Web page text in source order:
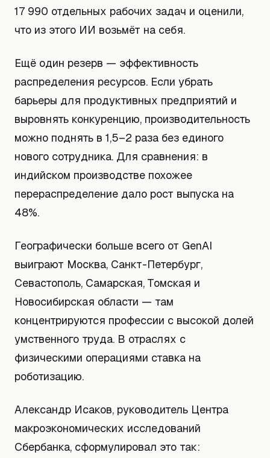
17 990 отдельных рабочих задач и оценили,
что из этого ИИ возьмёт на себя.
Ещё один резерв — эффективность
распределения ресурсов. Если убрать
барьеры для продуктивных предприятий и
выровнять конкуренцию, производительность
можно поднять в 1,5–2 раза без единого
нового сотрудника. Для сравнения: в
индийском производстве похожее
перераспределение дало рост выпуска на
48%.
Географически больше всего от GenAI
выиграют Москва, Санкт-Петербург,
Севастополь, Самарская, Томская и
Новосибирская области — там
концентрируются профессии с высокой долей
умственного труда. В отраслях с
физическими операциями ставка на
роботизацию.
Александр Исаков, руководитель Центра
макроэкономических исследований
Сбербанка, сформулировал это так: